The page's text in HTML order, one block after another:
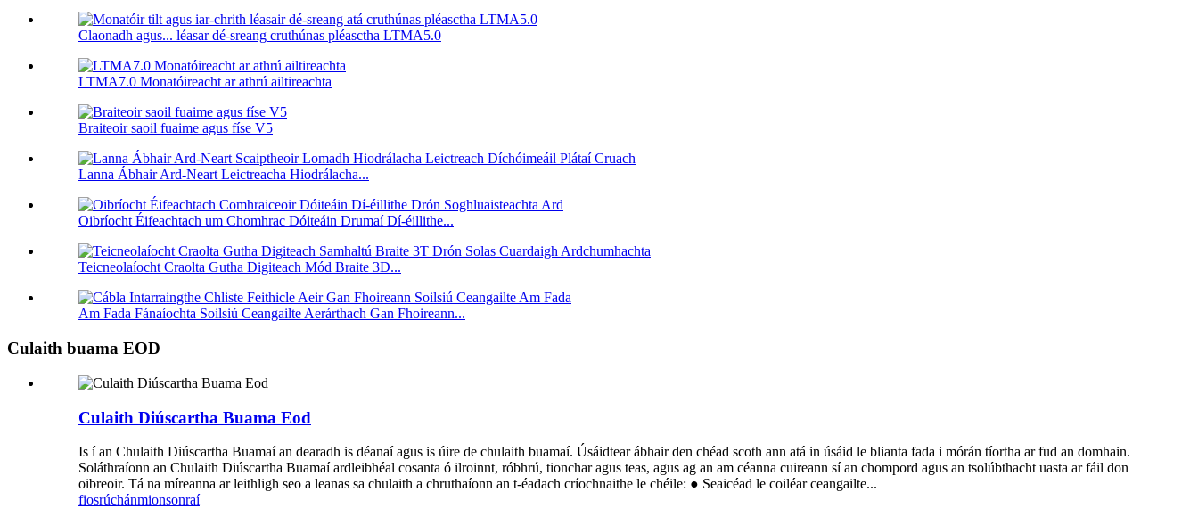
Claonadh agus... léasar dé-sreang cruthúnas pléasctha LTMA5.0
LTMA7.0 Monatóireacht ar athrú ailtireachta
Braiteoir saoil fuaime agus físe V5
Lanna Ábhair Ard-Neart Leictreacha Hiodrálacha...
Oibríocht Éifeachtach um Chomhrac Dóiteáin Drumaí Dí-éillithe...
Teicneolaíocht Craolta Gutha Digiteach Mód Braite 3D...
Am Fada Fánaíochta Soilsiú Ceangailte Aerárthach Gan Fhoireann...
Culaith buama EOD
Culaith Diúscartha Buama Eod
Is í an Chulaith Diúscartha Buamaí an dearadh is déanaí agus is úire de chulaith buamaí. Úsáidtear ábhair den chéad scoth ann atá in úsáid le blianta fada i mórán tíortha ar fud an domhain.
Soláthraíonn an Chulaith Diúscartha Buamaí ardleibhéal cosanta ó ilroinnt, róbhrú, tionchar agus teas, agus ag an am céanna cuireann sí an chompord agus an tsolúbthacht uasta ar fáil don
oibreoir. Tá na míreanna ar leithligh seo a leanas sa chulaith a chruthaíonn an t-éadach críochnaithe le chéile: ● Seaicéad le coiléar ceangailte...
fiosrúchánmionsonraí